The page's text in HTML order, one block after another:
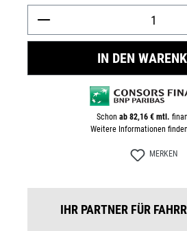
IN DEN
Schon ab 82,16 € mtl.
Weitere Informationen
MERKEN
IHR PARTNER FÜR